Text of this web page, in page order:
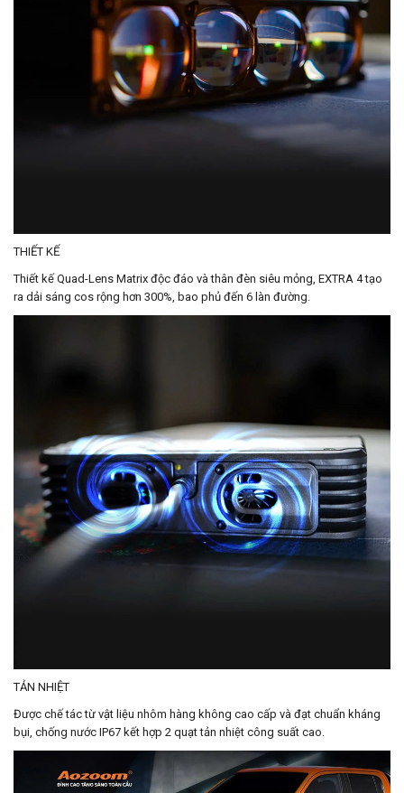
THIẾT KẾ
Thiết kế Quad-Lens Matrix độc đáo và thân đèn siêu mỏng, EXTRA 4 tạo
ra dải sáng cos rộng hơn 300%, bao phủ đến 6 làn đường.
TẢN NHIỆT
Được chế tác từ vật liệu nhôm hàng không cao cấp và đạt chuẩn kháng
bụi, chống nước IP67 kết hợp 2 quạt tản nhiệt công suất cao.